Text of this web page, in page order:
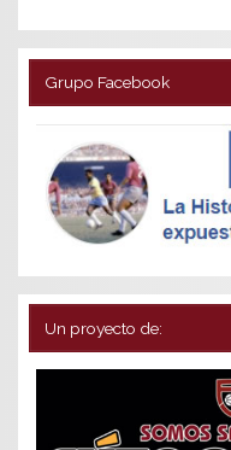
Grupo Facebook
Un proyecto de: